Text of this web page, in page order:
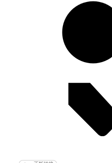
处理器: Intel CPU
CPU Phenom II X4 940
内存: 8 GB RAM
显卡: NVIDIA
DirectX 版本: 12
存储空间: 需要 60
需要 64 位处理器和
操作系统: OS 64-bit
处理器: Intel CPU
内存: 16 GB RAM
显卡: Nvidia GPU